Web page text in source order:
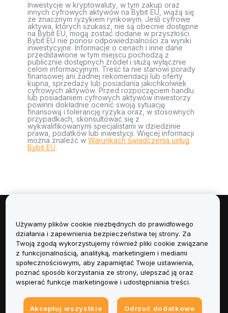
Inwestycje w kryptowaluty, w tym zakup oraz
innych cyfrowych aktywów na Bybit EU, wiążą się
ze znacznym ryzykiem rynkowym. Jeśli cyfrowe
aktywa, których szukasz, nie są obecnie dostępne
na Bybit EU, mogą zostać dodane w przyszłości.
Bybit EU nie ponosi odpowiedzialności za wyniki
inwestycyjne. Informacje o cenach i inne dane
przedstawione w tym miejscu pochodzą z
publicznie dostępnych źródeł i służą wyłącznie
celom informacyjnym. Treść ta nie stanowi porady
finansowej ani żadnej rekomendacji lub oferty
kupna, sprzedaży lub posiadania jakichkolwiek
cyfrowych aktywów. Przed rozpoczęciem handlu
lub posiadaniem cyfrowych aktywów inwestorzy
powinni dokładnie ocenić swoją sytuację
finansową i tolerancję ryzyka oraz, w stosownych
przypadkach, skonsultować się z
wykwalifikowanymi specjalistami w dziedzinie
prawa, podatków lub inwestycji. Więcej informacji
można znaleźć w Warunkach świadczenia usług
Bybit EU.
Informacje
Usługi
Obsługa Klienta
Używamy plików cookie niezbędnych do prawidłowego
działania i zapewnienia bezpieczeństwa tej strony. Za
Twoją zgodą wykorzystujemy również pliki cookie związane
z funkcjonalnością, analityką, marketingiem i mediami
społecznościowymi, aby zapamiętać Twoje ustawienia,
poznać sposób korzystania ze strony, ulepszać ją oraz
wspierać funkcje marketingowe i udostępniania treści.
Akceptuj wszystkie Odrzuć dodatkowe